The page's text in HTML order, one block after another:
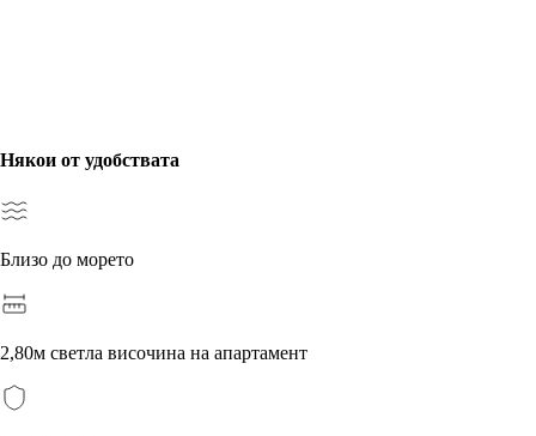
Някои от удобствата
Близо до морето
2,80м светла височина на апартамент